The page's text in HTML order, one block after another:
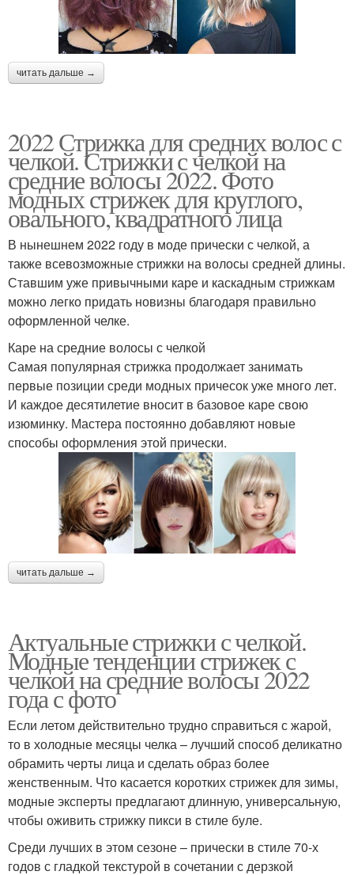
читать дальше →
2022 Стрижка для средних волос с
челкой. Стрижки с челкой на
средние волосы 2022. Фото
модных стрижек для круглого,
овального, квадратного лица
В нынешнем 2022 году в моде прически с челкой, а
также всевозможные стрижки на волосы средней длины.
Ставшим уже привычными каре и каскадным стрижкам
можно легко придать новизны благодаря правильно
оформленной челке.
Каре на средние волосы с челкой
Самая популярная стрижка продолжает занимать
первые позиции среди модных причесок уже много лет.
И каждое десятилетие вносит в базовое каре свою
изюминку. Мастера постоянно добавляют новые
способы оформления этой прически.
читать дальше →
Актуальные стрижки с челкой.
Модные тенденции стрижек с
челкой на средние волосы 2022
года с фото
Если летом действительно трудно справиться с жарой,
то в холодные месяцы челка – лучший способ деликатно
обрамить черты лица и сделать образ более
женственным. Что касается коротких стрижек для зимы,
модные эксперты предлагают длинную, универсальную,
чтобы оживить стрижку пикси в стиле буле.
Среди лучших в этом сезоне – прически в стиле 70-х
годов с гладкой текстурой в сочетании с дерзкой